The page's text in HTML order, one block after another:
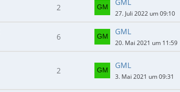
2
GML
27. Juli 2022 um 09:10
6
GML
20. Mai 2021 um 11:59
2
GML
3. Mai 2021 um 09:31